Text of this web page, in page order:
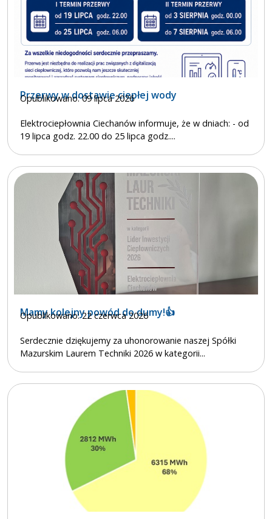
Przerwy w dostawie ciepłej wody
Opublikowano: 09 lipca 2026
Elektrociepłownia Ciechanów informuje, że w dniach: - od
19 lipca godz. 22.00 do 25 lipca godz....
Mamy kolejny powód do dumy!👍
Opublikowano: 22 czerwca 2026
Serdecznie dziękujemy za uhonorowanie naszej Spółki
Mazurskim Laurem Techniki 2026 w kategorii...